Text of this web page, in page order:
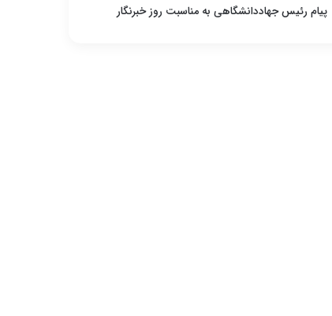
پیام رئیس جهاددانشگاهی به مناسبت روز خبرنگار